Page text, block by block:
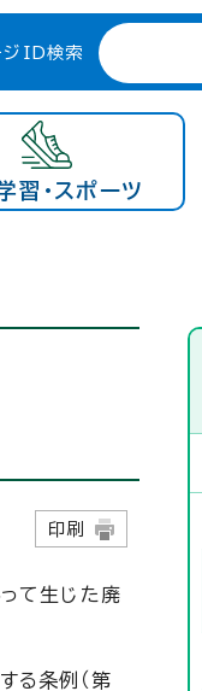
ジID検索
習・スポーツ
印刷
って生じた廃
る条例（第